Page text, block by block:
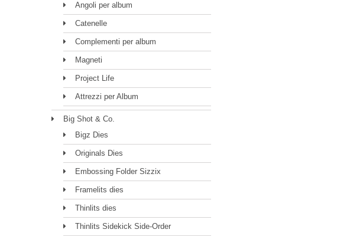
Angoli per album
Catenelle
Complementi per album
Magneti
Project Life
Attrezzi per Album
Big Shot & Co.
Bigz Dies
Originals Dies
Embossing Folder Sizzix
Framelits dies
Thinlits dies
Thinlits Sidekick Side-Order